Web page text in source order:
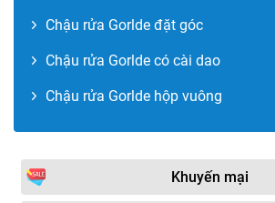
Chậu rửa Gorlde đặt góc
Chậu rửa Gorlde có cài dao
Chậu rửa Gorlde hộp vuông
Khuyến mại